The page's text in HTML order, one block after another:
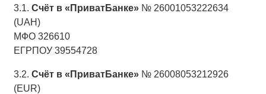
3.1.Счёт в «ПриватБанке» № 26001053222634
(UAH)
МФО 326610
ЕГРПОУ 39554728
3.2.Счёт в «ПриватБанке» № 26008053212926
(EUR)